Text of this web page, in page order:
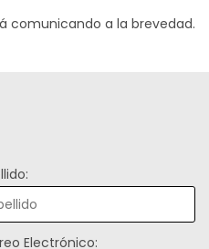
comunicando a la brevedad.
Electrónico: